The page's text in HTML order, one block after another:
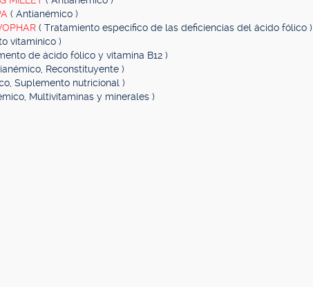
( Antianémico )
( Tratamiento específico de las deficiencias del ácido fólico )
vitamínico )
de ácido fólico y vitamina B12 )
Reconstituyente )
Suplemento nutricional )
Multivitaminas y minerales )